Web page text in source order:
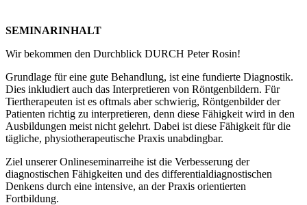
SEMINARINHALT
Wir bekommen den Durchblick DURCH Peter Rosin!
Grundlage für eine gute Behandlung, ist eine fundierte Diagnostik.
Dies inkludiert auch das Interpretieren von Röntgenbildern. Für
Tiertherapeuten ist es oftmals aber schwierig, Röntgenbilder der
Patienten richtig zu interpretieren, denn diese Fähigkeit wird in den
Ausbildungen meist nicht gelehrt. Dabei ist diese Fähigkeit für die
tägliche, physiotherapeutische Praxis unabdingbar.
Ziel unserer Onlineseminarreihe ist die Verbesserung der
diagnostischen Fähigkeiten und des differentialdiagnostischen
Denkens durch eine intensive, an der Praxis orientierten
Fortbildung.